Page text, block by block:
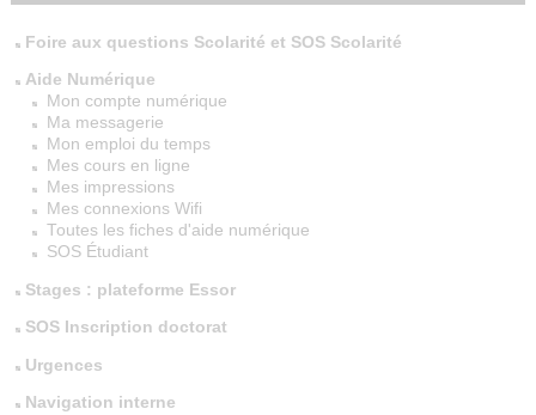
Foire aux questions Scolarité et SOS Scolarité
Aide Numérique
Mon compte numérique
Ma messagerie
Mon emploi du temps
Mes cours en ligne
Mes impressions
Mes connexions Wifi
Toutes les fiches d'aide numérique
SOS Étudiant
Stages : plateforme Essor
SOS Inscription doctorat
Urgences
Navigation interne